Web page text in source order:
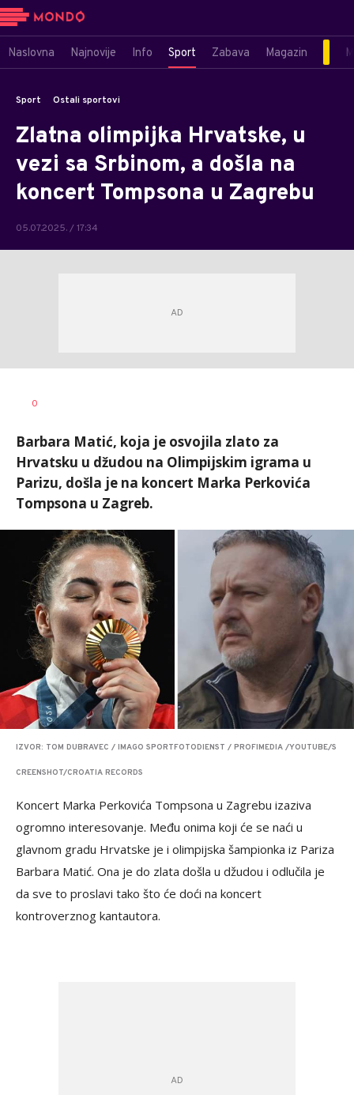
Naslovna Najnovije Info Sport Zabava Magazin
Sport Ostali sportovi
Zlatna olimpijka Hrvatske, u
vezi sa Srbinom, a došla na
koncert Tompsona u Zagrebu
05.07.2025. / 17:34
AUTOR
0
Barbara Matić, koja je osvojila zlato za
Hrvatsku u džudou na Olimpijskim igrama u
Parizu, došla je na koncert Marka Perkovića
Tompsona u Zagreb.
IZVOR: TOM DUBRAVEC / IMAGO SPORTFOTODIENST / PROFIMEDIA /YOUTUBE/S
CREENSHOT/CROATIA RECORDS
Koncert Marka Perkovića Tompsona u Zagrebu izaziva
ogromno interesovanje. Među onima koji će se naći u
glavnom gradu Hrvatske je i olimpijska šampionka iz Pariza
Barbara Matić. Ona je do zlata došla u džudou i odlučila je
da sve to proslavi tako što će doći na koncert
kontroverznog kantautora.